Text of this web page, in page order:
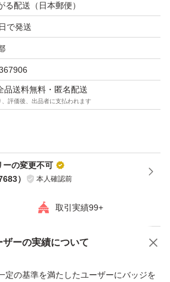
る配送（日本郵便）
で発送
品送料無料・匿名配送
評価後、出品者に支払われます
ーの変更不可
） 本人確認前
取引実績99+
ザーの実績について
定の基準を満たしたユーザーにバッジを
商品への質問